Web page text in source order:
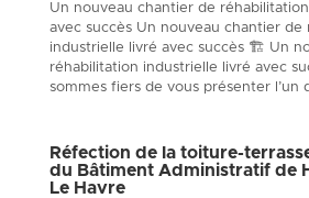
Un nouveau chantier de
avec succès Un nouveau chantier de
industrielle livré avec succès 🏗️ Un
réhabilitation industrielle livré avec
sommes fiers de vous présenter l’un
Réfection de la toiture-
du Bâtiment Administratif de
Le Havre